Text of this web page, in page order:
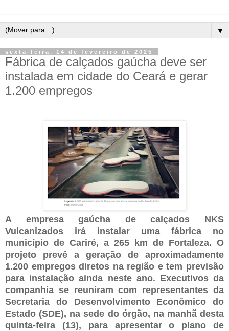
▼
sexta-feira, 14 de fevereiro de 2025
Fábrica de calçados gaúcha deve ser
instalada em cidade do Ceará e gerar
1.200 empregos
A empresa gaúcha de calçados NKS
Vulcanizados irá instalar uma fábrica no
município de Cariré, a 265 km de Fortaleza. O
projeto prevê a geração de aproximadamente
1.200 empregos diretos na região e tem previsão
para instalação ainda neste ano. Executivos da
companhia se reuniram com representantes da
Secretaria do Desenvolvimento Econômico do
Estado (SDE), na sede do órgão, na manhã desta
quinta-feira (13), para apresentar o plano de